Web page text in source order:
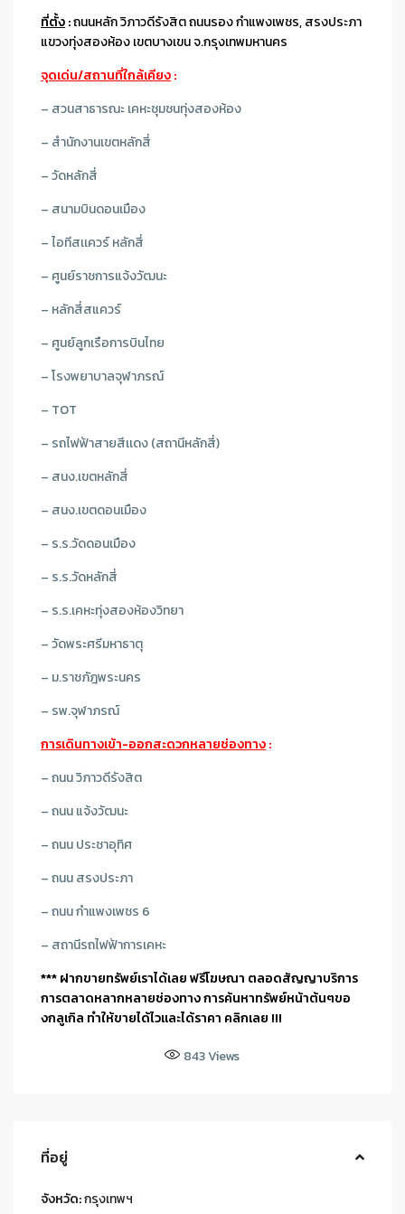
ที่ตั้ง:ถนนหลัก วิภาวดีรังสิต ถนนรอง กำแพงเพชร, สรงประภา
แขวงทุ่งสองห้อง เขตบางเขน จ.กรุงเทพมหานคร
จุดเด่น/สถานที่ใกล้เคียง:
– สวนสาธารณะ เคหะชุมชนทุ่งสองห้อง
– สำนักงานเขตหลักสี่
– วัดหลักสี่
– สนามบินดอนเมือง
– ไอทีสเเควร์ หลักสี่
– ศูนย์ราชการแจ้งวัฒนะ
– หลักสี่สแควร์
– ศูนย์ลูกเรือการบินไทย
– โรงพยาบาลจุฬาภรณ์
– TOT
– รถไฟฟ้าสายสีเเดง (สถานีหลักสี่)
– สนง.เขตหลักสี่
– สนง.เขตดอนเมือง
– ร.ร.วัดดอนเมือง
– ร.ร.วัดหลักสี่
– ร.ร.เคหะทุ่งสองห้องวิทยา
– วัดพระศรีมหาธาตุ
– ม.ราชภัฎพระนคร
– รพ.จุฬาภรณ์
การเดินทางเข้า-ออกสะดวกหลายช่องทาง:
– ถนน วิภาวดีรังสิต
– ถนน แจ้งวัฒนะ
– ถนน ประชาอุทิศ
– ถนน สรงประภา
– ถนน กำแพงเพชร 6
– สถานีรถไฟฟ้าการเคหะ
*** ฝากขายทรัพย์เราได้เลย ฟรีโฆษณา ตลอดสัญญาบริการ
การตลาดหลากหลายช่องทาง การค้นหาทรัพย์หน้าต้นๆขอ
งกลูเกิล ทำให้ขายได้ไวและได้ราคา คลิกเลย !!!
843Views
ที่อยู่
จังหวัด:กรุงเทพฯ